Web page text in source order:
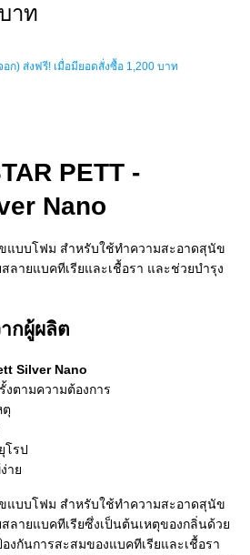
าท
อก) ส่งฟรี! เมื่อมียอดสั่งซื้อ 1,200 บาท
PETT -
Nano
แบบโฟม สำหรับใช้ทำความสะอาดสุนัข
ลายแบคทีเรียและเชื้อรา และช่วยบำรุง
กผู้ผลิต
Silver Nano
งตามความต้องการ
ตุ
โรป
าย
แบบโฟม สำหรับใช้ทำความสะอาดสุนัข
ลายแบคทีเรียซึ่งเป็นต้นเหตุของกลิ่นด้วย
งกันการสะสมของแบคทีเรียและเชื้อรา